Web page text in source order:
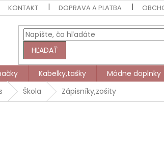
KONTAKT DOPRAVA A PLATBA
HĽADAŤ
Kabelky,tašky Módne doplnky
Škola Zápisníky,zošity